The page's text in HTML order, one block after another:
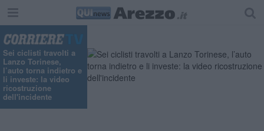
Sei ciclisti travolti a
Lanzo Torinese,
l’auto torna indietro e
li investe: la video
ricostruzione
dell'incidente